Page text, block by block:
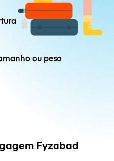
ou peso
Fyzabad